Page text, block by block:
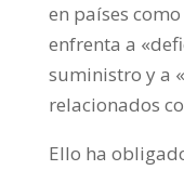
en países
enfrenta a
suministro y a
relacionados
Ello ha